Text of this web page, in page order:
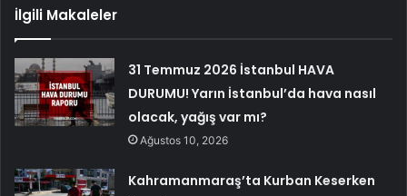
İlgili Makaleler
31 Temmuz 2026 İstanbul HAVA
DURUMU! Yarın İstanbul’da hava nasıl
olacak, yağış var mı?
Ağustos 10, 2026
Kahramanmaraş’ta Kurban Keserken